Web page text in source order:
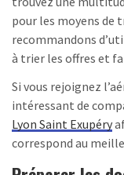
pour les moyens de
recommandons
à trier les offres et
Si vous rejoignez
intéressant de
Lyon Saint Exupéry
correspond au